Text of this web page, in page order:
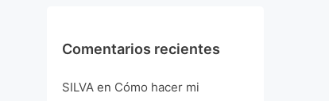
Comentarios recientes
SILVA en Cómo hacer mi